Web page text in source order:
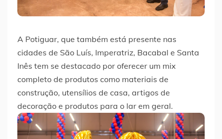
A Potiguar, que também está presente nas
cidades de São Luís, Imperatriz, Bacabal e Santa
Inês tem se destacado por oferecer um mix
completo de produtos como materiais de
construção, utensílios de casa, artigos de
decoração e produtos para o lar em geral.